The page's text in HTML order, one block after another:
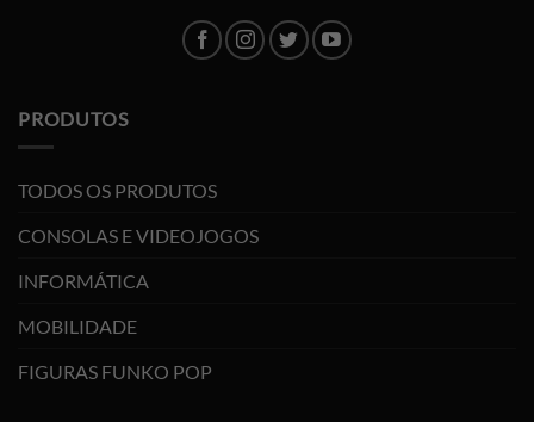
PRODUTOS
TODOS OS PRODUTOS
CONSOLAS E VIDEOJOGOS
INFORMÁTICA
MOBILIDADE
FIGURAS FUNKO POP